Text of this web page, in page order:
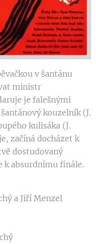
v šantánu
ministr
je falešnými
kouzelník (J.
kulisáka (J.
začíná docházet k
dostudovaný
k absurdnímu finále.
a Jiří Menzel